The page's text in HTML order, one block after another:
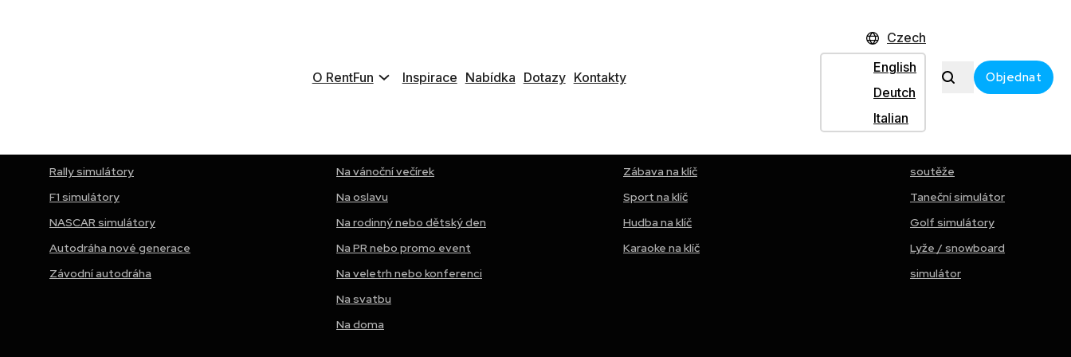
O RentFun Inspirace Nabídka Dotazy Kontakty
Czech
English
Deutch
Italian
Objednat
Rally simulátory
F1 simulátory
NASCAR simulátory
Autodráha nové generace
Závodní autodráha
Na vánoční večírek
Na oslavu
Na rodinný nebo dětský den
Na PR nebo promo event
Na veletrh nebo konferenci
Na svatbu
Na doma
Zábava na klíč
Sport na klíč
Hudba na klíč
Karaoke na klíč
soutěže
Taneční simulátor
Golf simulátory
Lyže / snowboard
simulátor